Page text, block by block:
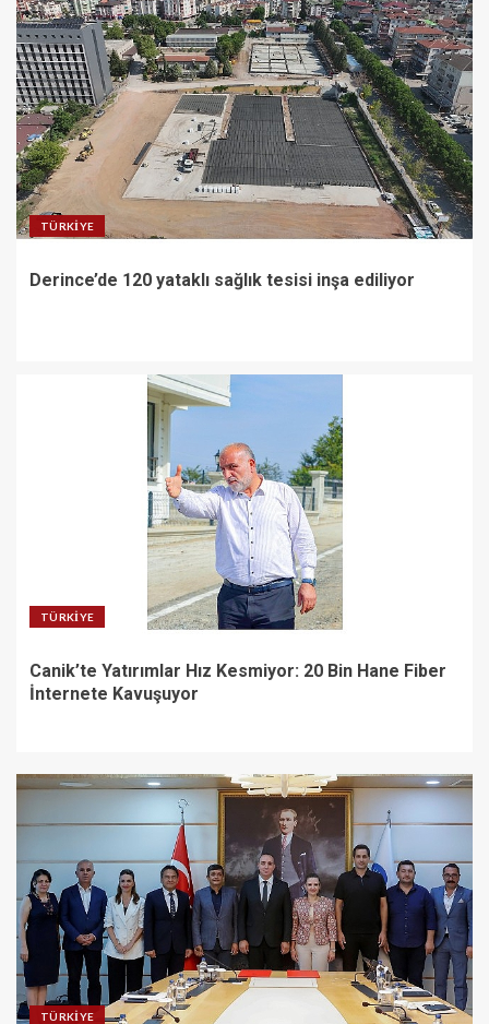
2
3
Derince’de 120 yataklı sağlık
tesisi inşa ediliyor
Canik’te Yatırımlar Hız
Kartepeli Gençlerin Kamp
Macerası Sertifikayla Taçlandı
TÜRKIYE
Derince’de 120 yataklı sağlık tesisi inşa ediliyor
TÜRKIYE
Canik’te Yatırımlar Hız Kesmiyor: 20 Bin Hane Fiber
İnternete Kavuşuyor
TÜRKIYE